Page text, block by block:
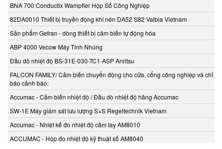
Bar-gmbh
Barksdale Vietnam
Bauer Gear Motor
Baumer
Baumuller
BCS
BCS Italia Srl
BEA SENSORS
Beckhoff Vietnam
Bei Sensor
Bently Nevada
BNA 700 Conductix Wampfler Hộp Số Công Nghiệp
82DA0010 Thiết bị truyền động khí nén DA52 S82 Valbia Vietnam
Sản phẩm Gefran - dòng thiết bị cảm biến tự động hóa
ABP 4000 Vecow Máy Tính Nhúng
Đầu dò nhiệt độ BS-31E-030-TC1-ASP Anritsu
FALCON FAMILY/ Cảm biến chuyển động cho cửa, cổng công nghiệp và chỉ
báo cảnh báo:
Accumac - Cảm biến nhiệt độ / Đầu dò nhiệt độ hãng Accumac
SW-1E Máy giám sát lưu lượng S+S Regeltechnik Vietnam
Accumac - Nhiệt kế đo nhiệt độ cầm tay AM8010
ACCUMAC - Hộp đo nhiệt độ kỹ thuật số AM8040